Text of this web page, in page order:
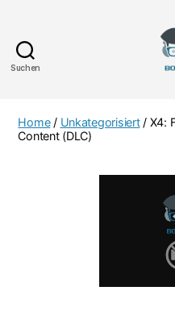
Suchen
Home/ Unkategorisiert/ X4:
Content (DLC)